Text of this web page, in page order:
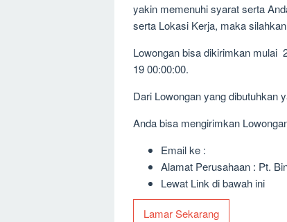
yakin memenuhi syarat serta
serta Lokasi Kerja, maka
Lowongan bisa dikirimkan mulai
19 00:00:00.
Dari Lowongan yang dibutuhkan
Anda bisa mengirimkan
Email ke :
Alamat Perusahaan : Pt.
Lewat Link di bawah ini
Lamar Sekarang